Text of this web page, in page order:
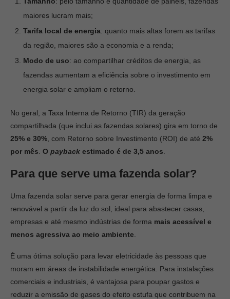
maiores lucram mais;
Tarifa local de energia: quanto mais altas forem as tarifas
da região, maiores são a economia e a renda;
Modo de uso: ao compartilhar créditos de energia, as
fazendas aumentam a eficiência sobre o investimento em
energia solar e ampliam o retorno.
No geral, a Taxa Interna de Retorno (TIR) da geração
compartilhada (que inclui as fazendas solares) gira em torno de
25% e 30% , com Retorno sobre Investimento (ROI) de até 2%
por mês O payback estimado é de 3,5 anos
Para que serve uma fazenda solar?
Uma fazenda solar serve para gerar energia de forma limpa e
renovável a partir da luz do sol, ideal para abastecer casas,
empresas e até mesmo indústrias de forma mais acessível e
menos agressiva ao meio ambiente
É uma ótima solução para levar eletricidade às pessoas que
moram em áreas de instabilidade energética. Para instalações
comerciais e industriais, é vantajosa para poupar gastos e
reduzir a emissão de gases do efeito estufa que contribuem na